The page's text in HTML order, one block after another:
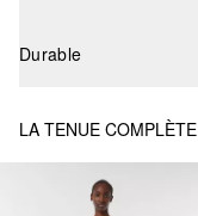
Durable
LA TENUE COMPLÈTE